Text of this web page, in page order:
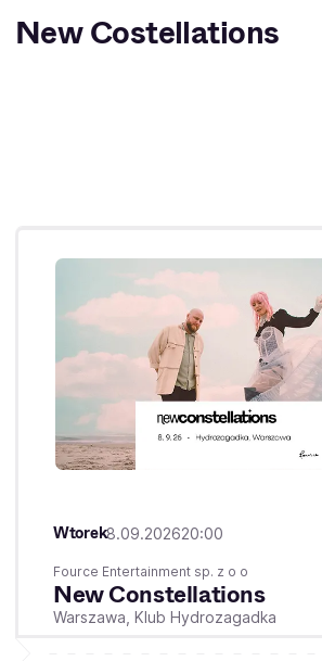
New Costellations
Wtorek8.09.202620:00
Fource Entertainment sp. z o o
New Constellations
Warszawa, Klub Hydrozagadka